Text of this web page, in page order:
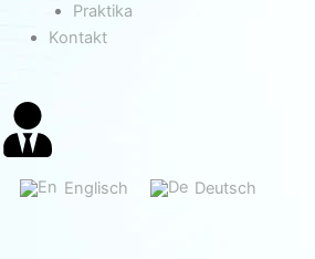
Praktika
Kontakt
Englisch Deutsch